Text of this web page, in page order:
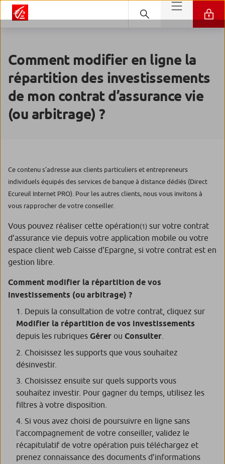
Comment modifier en ligne la
répartition des investissements
de mon contrat d’assurance vie
(ou arbitrage) ?
Ce contenu s’adresse aux clients particuliers et entrepreneurs
individuels équipés des services de banque à distance dédiés (Direct
Ecureuil Internet PRO). Pour les autres clients, nous vous invitons à
vous rapprocher de votre conseiller.
Vous pouvez réaliser cette opération(1) sur votre contrat
d’assurance vie depuis votre application mobile ou votre
espace client web Caisse d'Epargne, si votre contrat est en
gestion libre.
Comment modifier la répartition de vos
investissements (ou arbitrage) ?
Depuis la consultation de votre contrat, cliquez sur
Modifier la répartition de vos investissements
depuis les rubriques Gérer ou Consulter
Choisissez les supports que vous souhaitez
désinvestir.
Choisissez ensuite sur quels supports vous
souhaitez investir. Pour gagner du temps, utilisez les
filtres à votre disposition.
Si vous avez choisi de poursuivre en ligne sans
l’accompagnement de votre conseiller, validez le
récapitulatif de votre opération puis téléchargez et
prenez connaissance des documents d’informations